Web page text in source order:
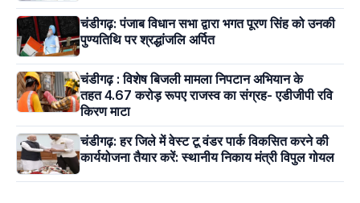
चंडीगढ़: पंजाब विधान सभा द्वारा भगत पूरण सिंह को उनकी
पुण्यतिथि पर श्रद्धांजलि अर्पित
चंडीगढ़ : विशेष बिजली मामला निपटान अभियान के
तहत 4.67 करोड़ रूपए राजस्व का संग्रह- एडीजीपी रवि
किरण माटा
चंडीगढ़: हर जिले में वेस्ट टू वंडर पार्क विकसित करने की
कार्ययोजना तैयार करें: स्थानीय निकाय मंत्री विपुल गोयल